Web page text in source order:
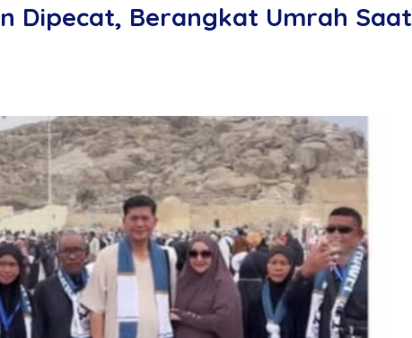
Dipecat, Berangkat Umrah Saat